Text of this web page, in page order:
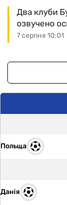
7 серпня 10:01
Два клуби
озвучено
Польща
Данія